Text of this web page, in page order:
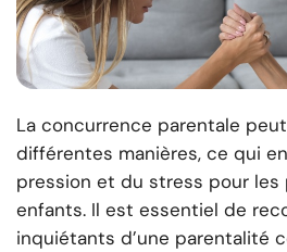
La concurrence parentale
différentes manières, ce qui
pression et du stress pour les
enfants. Il est essentiel de
inquiétants d’une parentalité